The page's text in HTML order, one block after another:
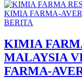
BERITA
KIMIA
MALAYSIA
FARMA-